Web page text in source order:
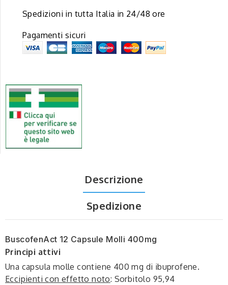
Spedizioni in tutta Italia in 24/48 ore
Pagamenti sicuri
Descrizione
Spedizione
BuscofenAct 12 Capsule Molli 400mg
Principi attivi
Una capsula molle contiene 400 mg di ibuprofene.
Eccipienti con effetto noto: Sorbitolo 95,94